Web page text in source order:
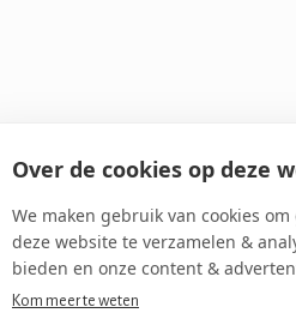
Over de cookies op deze
We maken gebruik van cookies
deze website te verzamelen &
bieden en onze content &
Kom meer te weten